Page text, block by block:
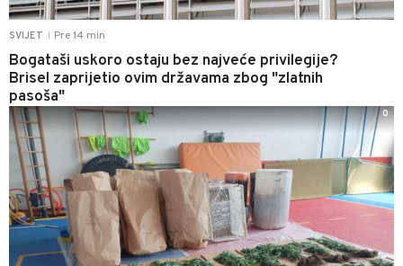
SVIJET Pre 14 min
Bogataši uskoro ostaju bez najveće privilegije?
Brisel zaprijetio ovim državama zbog "zlatnih
pasoša"
0